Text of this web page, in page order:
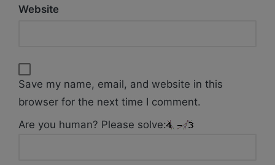
Website
Save my name, email, and website in this
browser for the next time I comment.
Are you human? Please solve: